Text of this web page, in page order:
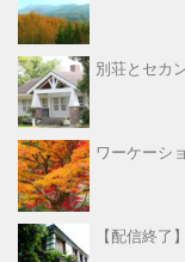
別荘とセカ
ワーケーシ
【配信終